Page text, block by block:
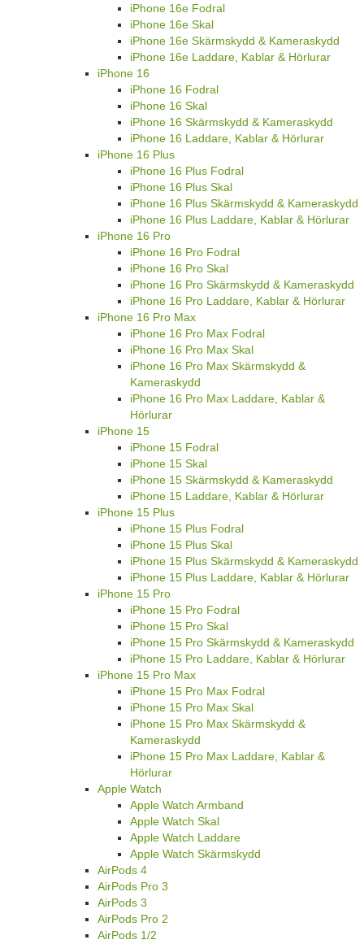
iPhone 16e Fodral
iPhone 16e Skal
iPhone 16e Skärmskydd & Kameraskydd
iPhone 16e Laddare, Kablar & Hörlurar
iPhone 16
iPhone 16 Fodral
iPhone 16 Skal
iPhone 16 Skärmskydd & Kameraskydd
iPhone 16 Laddare, Kablar & Hörlurar
iPhone 16 Plus
iPhone 16 Plus Fodral
iPhone 16 Plus Skal
iPhone 16 Plus Skärmskydd & Kameraskydd
iPhone 16 Plus Laddare, Kablar & Hörlurar
iPhone 16 Pro
iPhone 16 Pro Fodral
iPhone 16 Pro Skal
iPhone 16 Pro Skärmskydd & Kameraskydd
iPhone 16 Pro Laddare, Kablar & Hörlurar
iPhone 16 Pro Max
iPhone 16 Pro Max Fodral
iPhone 16 Pro Max Skal
iPhone 16 Pro Max Skärmskydd &
Kameraskydd
iPhone 16 Pro Max Laddare, Kablar &
Hörlurar
iPhone 15
iPhone 15 Fodral
iPhone 15 Skal
iPhone 15 Skärmskydd & Kameraskydd
iPhone 15 Laddare, Kablar & Hörlurar
iPhone 15 Plus
iPhone 15 Plus Fodral
iPhone 15 Plus Skal
iPhone 15 Plus Skärmskydd & Kameraskydd
iPhone 15 Plus Laddare, Kablar & Hörlurar
iPhone 15 Pro
iPhone 15 Pro Fodral
iPhone 15 Pro Skal
iPhone 15 Pro Skärmskydd & Kameraskydd
iPhone 15 Pro Laddare, Kablar & Hörlurar
iPhone 15 Pro Max
iPhone 15 Pro Max Fodral
iPhone 15 Pro Max Skal
iPhone 15 Pro Max Skärmskydd &
Kameraskydd
iPhone 15 Pro Max Laddare, Kablar &
Hörlurar
Apple Watch
Apple Watch Armband
Apple Watch Skal
Apple Watch Laddare
Apple Watch Skärmskydd
AirPods 4
AirPods Pro 3
AirPods 3
AirPods Pro 2
AirPods 1/2